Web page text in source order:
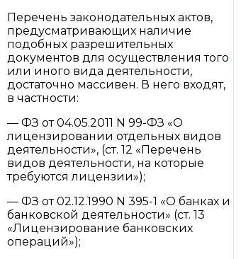
Перечень законодательных актов,
предусматривающих наличие
подобных разрешительных
документов для осуществления того
или иного вида деятельности,
достаточно массивен. В него входят,
в частности:
— ФЗ от 04.05.2011 N 99-ФЗ «О
лицензировании отдельных видов
деятельности», (ст. 12 «Перечень
видов деятельности, на которые
требуются лицензии»);
— ФЗ от 02.12.1990 N 395-1 «О банках и
банковской деятельности» (ст. 13
«Лицензирование банковских
операций»);